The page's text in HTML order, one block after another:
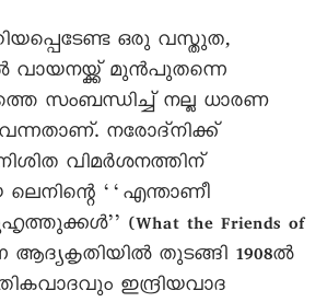
ഒരു വസ്തുത,
വായനയ്ക്ക് മുൻപുതന്നെ
സംബന്ധിച്ച് നല്ല ധാരണ
നരോദ്നിക്ക്
വിമർശനത്തിന്
ലെനിന്റെ ‘‘എന്താണീ
(What the Friends of
ആദ്യകൃതിയിൽ തുടങ്ങി 1908ൽ
ഇന്ദ്രിയവാദ